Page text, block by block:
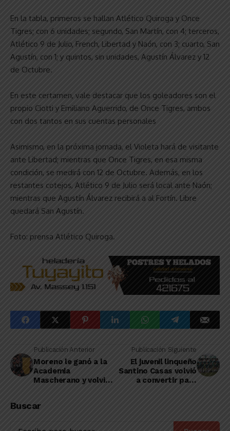
En la tabla, primeros se hallan Atlético Quiroga y Once
Tigres; con 6 unidades; segundo, San Martín, con 4; terceros,
Atlético 9 de Julio, French, Libertad y Naón, con 3; cuarto, San
Agustín, con 1; y quintos, sin unidades, Agustín Álvarez y 12
de Octubre.
En este certamen, vale destacar que los goleadores son el
propio Ciotti y Emiliano Aguerrido, de Once Tigres, ambos
con dos tantos en sus cuentas personales
Asimismo, en la próxima jornada, el Violeta hará de visitante
ante Libertad; mientras que Once Tigres, en esa misma
condición, se medirá con 12 de Octubre. Además, en los
restantes cotejos, Atlético 9 de Julio será local ante Naón;
mientras que Agustín Álvarez recibirá a al Fortín. Libre
quedará San Agustín.
Foto: prensa Atlético Quiroga.
Publicación Anterior
Moreno le ganó a la
Academia
Mascherano y volvió
Publicación Siguiente
El juvenil linqueño
Santino Casas volvió
a convertir para
Buscar